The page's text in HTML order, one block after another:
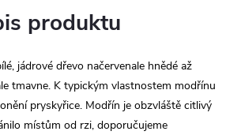
produktu
jádrové dřevo načervenale hnědé až
tmavne. K typickým vlastnostem modřínu
pryskyřice. Modřín je obzvláště citlivý
místům od rzi, doporučujeme